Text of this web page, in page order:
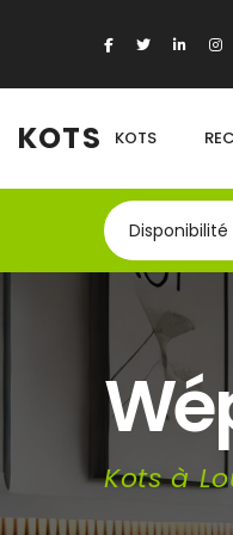
KOTS KOTS
Kots à